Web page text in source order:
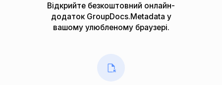
Відкрийте безкоштовний онлайн-
додаток GroupDocs.Metadata у
вашому улюбленому браузері.